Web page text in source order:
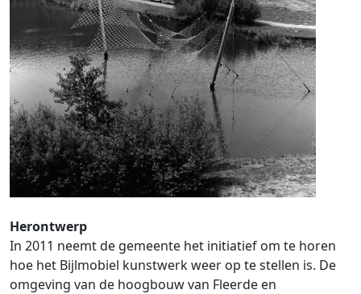
Herontwerp
In 2011 neemt de gemeente het initiatief om te horen
hoe het Bijlmobiel kunstwerk weer op te stellen is. De
omgeving van de hoogbouw van Fleerde en